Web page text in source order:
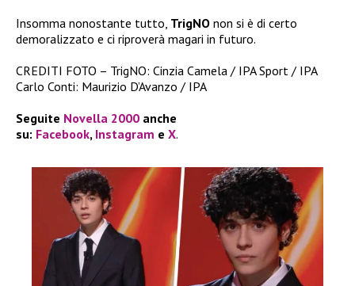
Insomma nonostante tutto, TrigNO non si è di certo
demoralizzato e ci riproverà magari in futuro.
CREDITI FOTO – TrigNO: Cinzia Camela / IPA Sport / IPA
Carlo Conti: Maurizio D’Avanzo / IPA
Seguite Novella 2000 anche
su: Facebook, Instagram e X.